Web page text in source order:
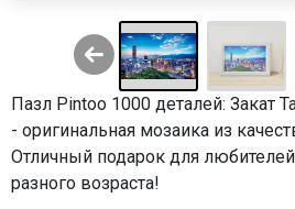
Пазл Pintoo 1000 деталей: Закат
- оригинальная мозаика из
Отличный подарок для
разного возраста!